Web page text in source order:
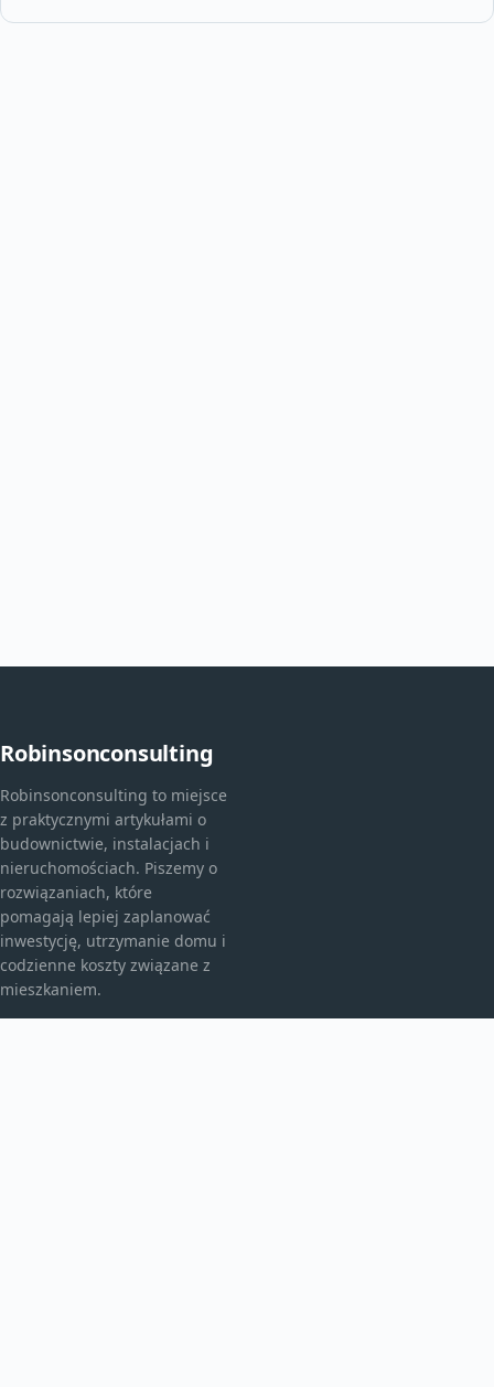
Robinsonconsulting
Robinsonconsulting to miejsce
z praktycznymi artykułami o
budownictwie, instalacjach i
nieruchomościach. Piszemy o
rozwiązaniach, które
pomagają lepiej zaplanować
inwestycję, utrzymanie domu i
codzienne koszty związane z
mieszkaniem.